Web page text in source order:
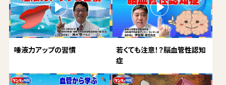
唾液力アップの習慣
若くても注意！？脳血管性認知
症